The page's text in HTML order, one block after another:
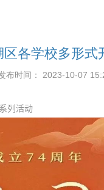
各学校多形式
时间： 2023-10-07
列活动